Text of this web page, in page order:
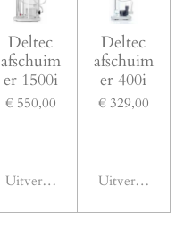
Deltec
afschuim
er 1500i
€ 550,00
Uitverkocht
Deltec
afschuim
er 400i
€ 329,00
Uitverkocht